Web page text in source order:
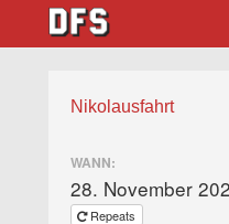
Nikolausfahrt
WANN:
28. November
Repeats